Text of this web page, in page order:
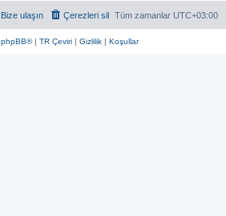
Tüm zamanlar UTC+03:00
Çerezleri sil
Bize ulaşın
phpBB®| TR Çeviri | Gizlilik | Koşullar